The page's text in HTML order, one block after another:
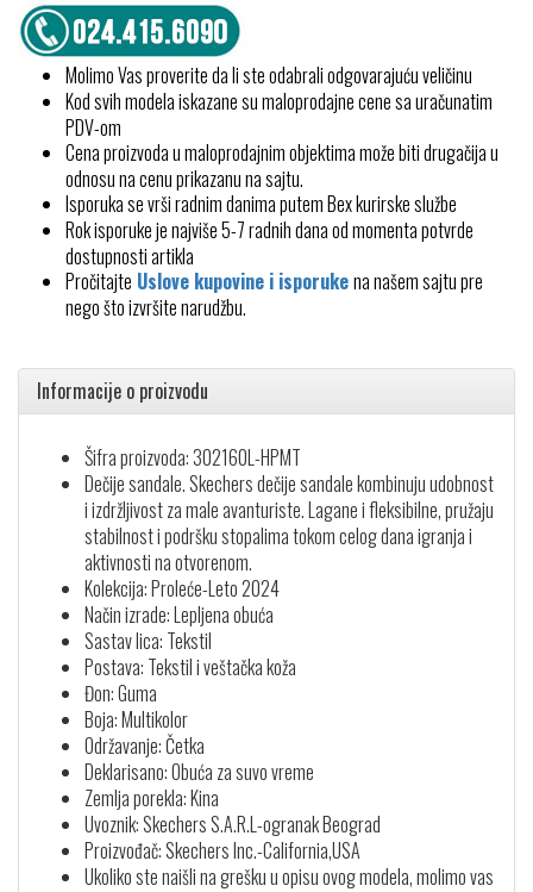
Molimo Vas proverite da li ste odabrali odgovarajuću veličinu
Kod svih modela iskazane su maloprodajne cene sa uračunatim
PDV-om
Cena proizvoda u maloprodajnim objektima može biti drugačija u
odnosu na cenu prikazanu na sajtu.
Isporuka se vrši radnim danima putem Bex kurirske službe
Rok isporuke je najviše 5-7 radnih dana od momenta potvrde
dostupnosti artikla
Pročitajte Uslove kupovine i isporukena našem sajtu pre
nego što izvršite narudžbu.
Informacije o proizvodu
Šifra proizvoda: 302160L-HPMT
Dečije sandale. Skechers dečije sandale kombinuju udobnost
i izdržljivost za male avanturiste. Lagane i fleksibilne, pružaju
stabilnost i podršku stopalima tokom celog dana igranja i
aktivnosti na otvorenom.
Kolekcija: Proleće-Leto 2024
Način izrade: Lepljena obuća
Sastav lica: Tekstil
Postava: Tekstil i veštačka koža
Đon: Guma
Boja: Multikolor
Održavanje: Četka
Deklarisano: Obuća za suvo vreme
Zemlja porekla: Kina
Uvoznik: Skechers S.A.R.L-ogranak Beograd
Proizvođač: Skechers Inc.-California,USA
Ukoliko ste naišli na grešku u opisu ovog modela, molimo vas